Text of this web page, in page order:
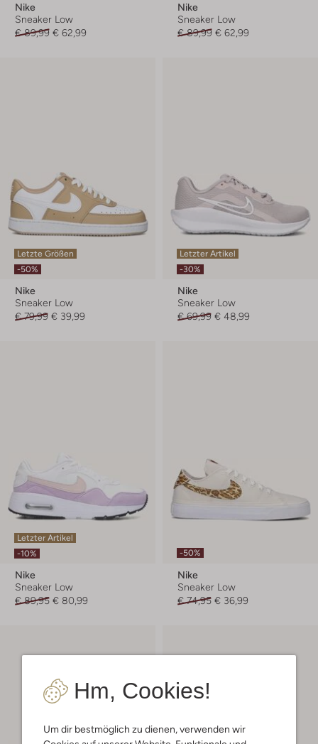
Hm, Cookies!
Um dir bestmöglich zu dienen, verwenden wir
Nike
Sneaker Low
€ 89,99 € 62,99
Nike
Sneaker Low
€ 89,99 € 62,99
Letzte Größen
-50%
Nike
Sneaker Low
€ 79,99 € 39,99
Letzter Artikel
-30%
Nike
Sneaker Low
€ 69,99 € 48,99
Letzter Artikel
-10%
Nike
Sneaker Low
€ 89,95 € 80,99
-50%
Nike
Sneaker Low
€ 74,95 € 36,99